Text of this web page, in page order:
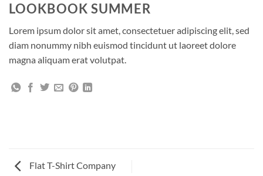
LOOKBOOK SUMMER
Lorem ipsum dolor sit amet, consectetuer adipiscing elit, sed
diam nonummy nibh euismod tincidunt ut laoreet dolore
magna aliquam erat volutpat.
Flat T-Shirt Company